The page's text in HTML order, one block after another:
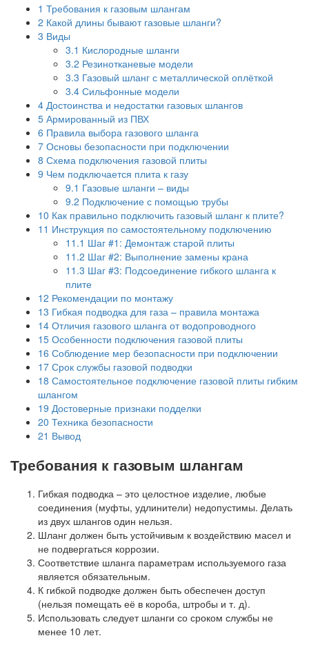
1 Требования к газовым шлангам
2 Какой длины бывают газовые шланги?
3 Виды
3.1 Кислородные шланги
3.2 Резинотканевые модели
3.3 Газовый шланг с металлической оплёткой
3.4 Сильфонные модели
4 Достоинства и недостатки газовых шлангов
5 Армированный из ПВХ
6 Правила выбора газового шланга
7 Основы безопасности при подключении
8 Схема подключения газовой плиты
9 Чем подключается плита к газу
9.1 Газовые шланги – виды
9.2 Подключение с помощью трубы
10 Как правильно подключить газовый шланг к плите?
11 Инструкция по самостоятельному подключению
11.1 Шаг #1: Демонтаж старой плиты
11.2 Шаг #2: Выполнение замены крана
11.3 Шаг #3: Подсоединение гибкого шланга к
плите
12 Рекомендации по монтажу
13 Гибкая подводка для газа – правила монтажа
14 Отличия газового шланга от водопроводного
15 Особенности подключения газовой плиты
16 Соблюдение мер безопасности при подключении
17 Срок службы газовой подводки
18 Самостоятельное подключение газовой плиты гибким
шлангом
19 Достоверные признаки подделки
20 Техника безопасности
21 Вывод
Требования к газовым шлангам
Гибкая подводка – это целостное изделие, любые
соединения (муфты, удлинители) недопустимы. Делать
из двух шлангов один нельзя.
Шланг должен быть устойчивым к воздействию масел и
не подвергаться коррозии.
Соответствие шланга параметрам используемого газа
является обязательным.
К гибкой подводке должен быть обеспечен доступ
(нельзя помещать её в короба, штробы и т. д).
Использовать следует шланги со сроком службы не
менее 10 лет.